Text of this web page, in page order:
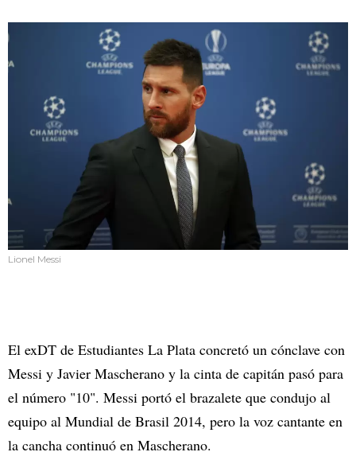
Lionel Messi
El exDT de Estudiantes La Plata concretó un cónclave con
Messi y Javier Mascherano y la cinta de capitán pasó para
el número "10". Messi portó el brazalete que condujo al
equipo al Mundial de Brasil 2014, pero la voz cantante en
la cancha continuó en Mascherano.